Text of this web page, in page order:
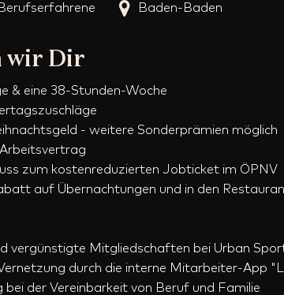
Berufserfahrene Baden-Baden
wir Dir
& eine 38-Stunden-Woche
- weitere Sonderprämien möglich
zum kostenreduzierten Jobticket im ÖPNV
auf Übernachtungen und in den
vergünstigte Mitgliedschaften bei Urban
durch die interne Mitarbeiter-App
der Vereinbarkeit von Beruf und Familie